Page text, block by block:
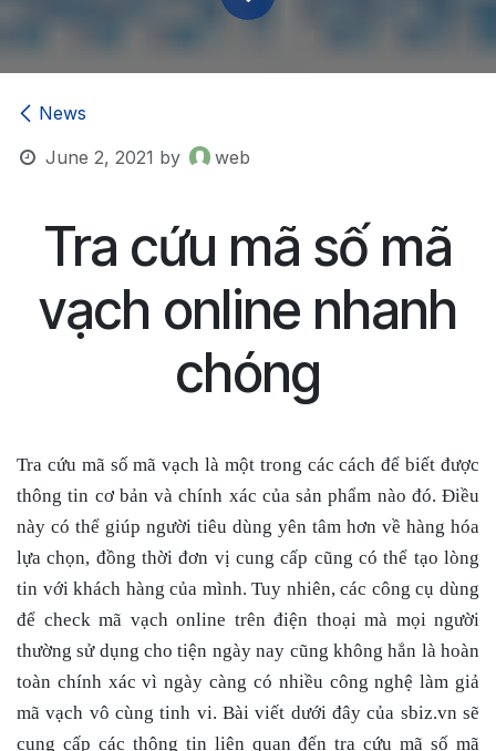
News
June 2, 2021 by web
Tra cứu mã số mã
vạch online nhanh
chóng
Tra cứu mã số mã vạch là một trong các cách để biết được
thông tin cơ bản và chính xác của sản phẩm nào đó. Điều
này có thể giúp người tiêu dùng yên tâm hơn về hàng hóa
lựa chọn, đồng thời đơn vị cung cấp cũng có thể tạo lòng
tin với khách hàng của mình. Tuy nhiên, các công cụ dùng
để check mã vạch online trên điện thoại mà mọi người
thường sử dụng cho tiện ngày nay cũng không hẳn là hoàn
toàn chính xác vì ngày càng có nhiều công nghệ làm giả
mã vạch vô cùng tinh vi. Bài viết dưới đây của sbiz.vn sẽ
cung cấp các thông tin liên quan đến tra cứu mã số mã